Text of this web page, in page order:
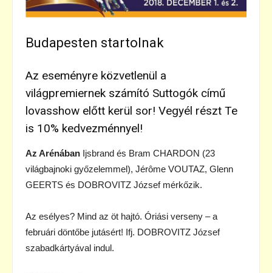
Budapesten startolnak
Az eseményre közvetlenül a
világpremiernek számító Suttogók című
lovasshow előtt kerül sor! Vegyél részt Te
is 10% kedvezménnyel!
Az Arénában Ijsbrand és Bram CHARDON (23
világbajnoki győzelemmel), Jérôme VOUTAZ, Glenn
GEERTS és DOBROVITZ József mérkőzik.
Az esélyes? Mind az öt hajtó. Óriási verseny – a
februári döntőbe jutásért! Ifj. DOBROVITZ József
szabadkártyával indul.